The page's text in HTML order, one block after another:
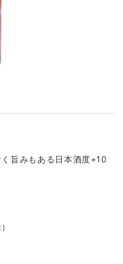
旨みもある日本酒度+10